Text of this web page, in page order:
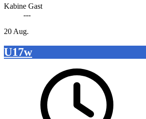
Kabine Gast
---
20 Aug.
U17w